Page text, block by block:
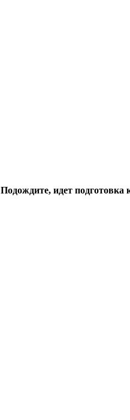
Подождите, идет подготовка